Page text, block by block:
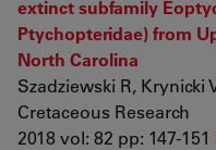
extinct subfamily
Ptychopteridae) from
North Carolina
Szadziewski R, Krynicki
Cretaceous Research
2018 vol: 82 pp: 147-151